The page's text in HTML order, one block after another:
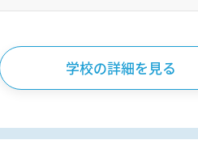
学校の詳細を見る